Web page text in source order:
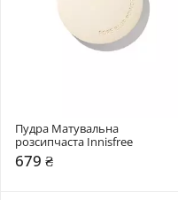
Пудра Матувальна
розсипчаста Innisfree
679 ₴